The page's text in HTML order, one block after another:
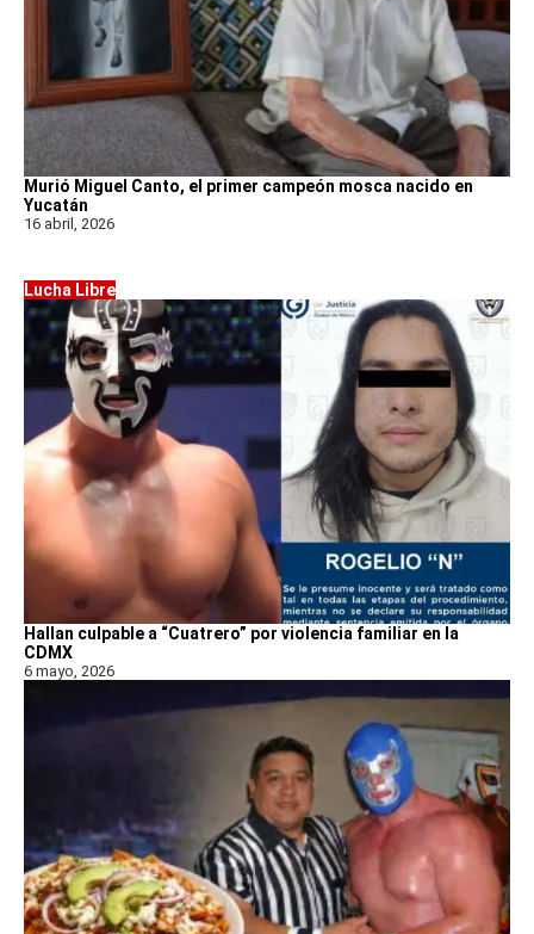
Murió Miguel Canto, el primer campeón mosca nacido en
Yucatán
16 abril, 2026
Lucha Libre
Hallan culpable a “Cuatrero” por violencia familiar en la
CDMX
6 mayo, 2026